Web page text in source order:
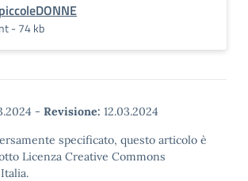
- 74 kb
- Revisione: 12.03.2024
specificato, questo articolo è
Licenza Creative Commons